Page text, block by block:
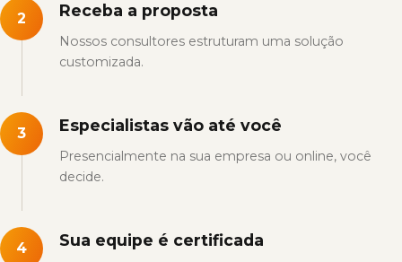
2 Receba a proposta
Nossos consultores estruturam uma solução
customizada.
3 Especialistas vão até você
Presencialmente na sua empresa ou online, você
decide.
4 Sua equipe é certificada